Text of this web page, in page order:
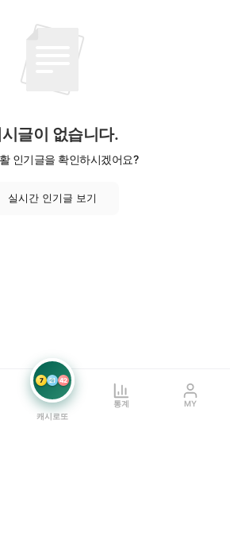
글이 없습니다.
인기글을 확인하시겠어요?
실시간 인기글 보기
7 21 42
캐시로또
통계 MY